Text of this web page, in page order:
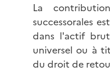
La
successorales
dans l'actif
universel ou à
du droit de